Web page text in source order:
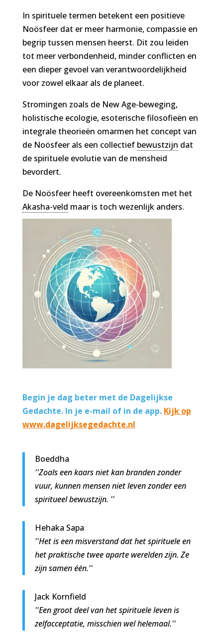
In spirituele termen betekent een positieve
Noösfeer dat er meer harmonie, compassie en
begrip tussen mensen heerst. Dit zou leiden
tot meer verbondenheid, minder conflicten en
een dieper gevoel van verantwoordelijkheid
voor zowel elkaar als de planeet.
Stromingen zoals de New Age-beweging,
holistische ecologie, esoterische filosofieën en
integrale theorieën omarmen het concept van
de Noösfeer als een collectief bewustzijn dat
de spirituele evolutie van de mensheid
bevordert.
De Noösfeer heeft overeenkomsten met het
Akasha-veld maar is toch wezenlijk anders.
Begin je dag beter met de Dagelijkse
Gedachte. In je e-mail of in de app. Kijk op
www.dagelijksegedachte.nl
Boeddha
''Zoals een kaars niet kan branden zonder
vuur, kunnen mensen niet leven zonder een
spiritueel bewustzijn. ''
Hehaka Sapa
''Het is een misverstand dat het spirituele en
het praktische twee aparte werelden zijn. Ze
zijn samen één.''
Jack Kornfield
''Een groot deel van het spirituele leven is
zelfacceptatie, misschien wel helemaal.''